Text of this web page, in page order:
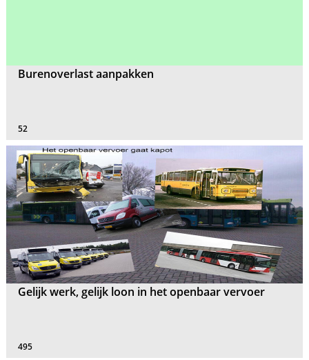
Burenoverlast aanpakken
52
Gelijk werk, gelijk loon in het openbaar vervoer
495